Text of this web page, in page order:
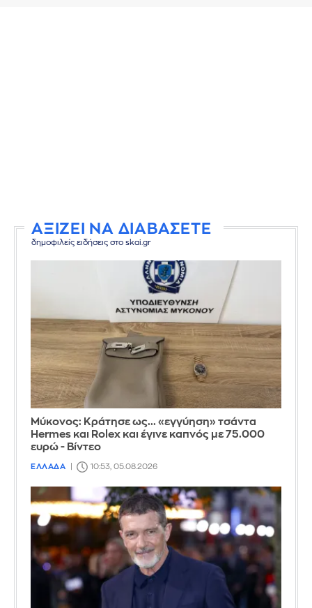
ΑΞΙΖΕΙ ΝΑ ΔΙΑΒΑΣΕΤΕ
δημοφιλείς ειδήσεις στο skai.gr
Μύκονος: Κράτησε ως... «εγγύηση» τσάντα
Hermes και Rolex και έγινε καπνός με 75.000
ευρώ - Βίντεο
ΕΛΛΑΔΑ 10:53, 05.08.2026